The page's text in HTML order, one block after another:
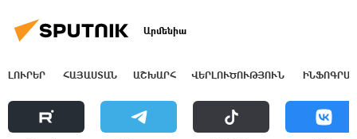
Արմենիա
ԼՈՒՐԵՐ ՀԱՅԱՍՏԱՆ ԱՇԽԱՐՀ ՎԵՐԼՈՒԾՈՒԹՅՈՒՆ